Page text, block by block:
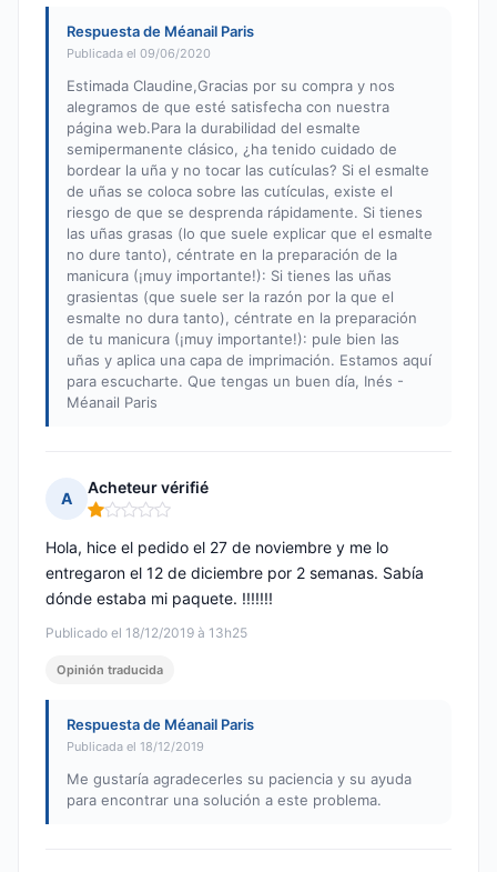
Respuesta de Méanail Paris
Publicada el 09/06/2020
Estimada Claudine,Gracias por su compra y nos
alegramos de que esté satisfecha con nuestra
página web.Para la durabilidad del esmalte
semipermanente clásico, ¿ha tenido cuidado de
bordear la uña y no tocar las cutículas? Si el esmalte
de uñas se coloca sobre las cutículas, existe el
riesgo de que se desprenda rápidamente. Si tienes
las uñas grasas (lo que suele explicar que el esmalte
no dure tanto), céntrate en la preparación de la
manicura (¡muy importante!): Si tienes las uñas
grasientas (que suele ser la razón por la que el
esmalte no dura tanto), céntrate en la preparación
de tu manicura (¡muy importante!): pule bien las
uñas y aplica una capa de imprimación. Estamos aquí
para escucharte. Que tengas un buen día, Inés -
Méanail Paris
A
Acheteur vérifié
Nota: 1 de 5
Publicado el 18/12/2019 à 13h25
Hola, hice el pedido el 27 de noviembre y me lo
entregaron el 12 de diciembre por 2 semanas. Sabía
dónde estaba mi paquete. !!!!!!!
Opinión traducida
Respuesta de Méanail Paris
Publicada el 18/12/2019
Me gustaría agradecerles su paciencia y su ayuda
para encontrar una solución a este problema.